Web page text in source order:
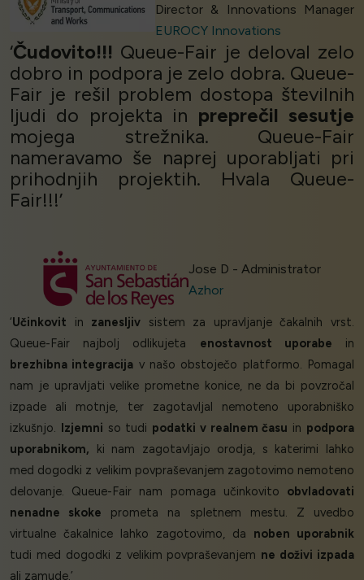
Director & Innovations Manager
EUROCY Innovations
‘Čudovito!!! Queue-Fair je deloval zelo
dobro in podpora je zelo dobra. Queue-
Fair je rešil problem dostopa številnih
ljudi do projekta in preprečil sesutje
mojega strežnika. Queue-Fair
nameravamo še naprej uporabljati pri
prihodnjih projektih. Hvala Queue-
Fair!!!’
Jose D - Administrator
Azhor
‘Učinkovit in zanesljiv sistem za upravljanje čakalnih vrst.
Queue-Fair najbolj odlikujeta enostavnost uporabe in
brezhibna integracija v našo obstoječo platformo. Pomagal
nam je upravljati velike prometne konice, ne da bi povzročal
izpade ali motnje, ter zagotavljal nemoteno uporabniško
izkušnjo.
Izjemni so tudi podatki v realnem času in podpora
uporabnikom, ki nam zagotavljajo orodja, s katerimi lahko
med dogodki z velikim povpraševanjem zagotovimo nemoteno
delovanje. Queue-Fair nam pomaga učinkovito obvladovati
nenadne skoke prometa na spletnem mestu. Z uvedbo
virtualne čakalnice lahko zagotovimo, da noben uporabnik
tudi med dogodki z velikim povpraševanjem ne doživi izpada
ali zamude.’